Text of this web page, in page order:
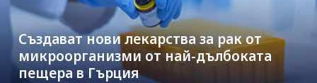
Създават нови лекарства за рак от
микроорганизми от най-дълбоката
пещера в Гърция